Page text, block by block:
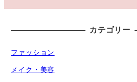
カテゴリー
ファッション
メイク・美容